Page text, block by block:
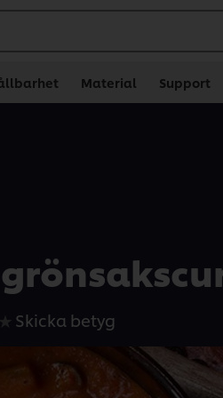
Material Support
Inga
betyg
skickats
Skicka betyg